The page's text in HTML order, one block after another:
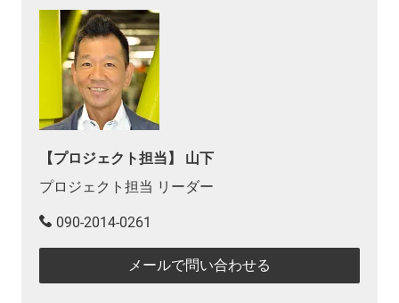
【プロジェクト担当】 山下
プロジェクト担当 リーダー
090-2014-0261
メールで問い合わせる